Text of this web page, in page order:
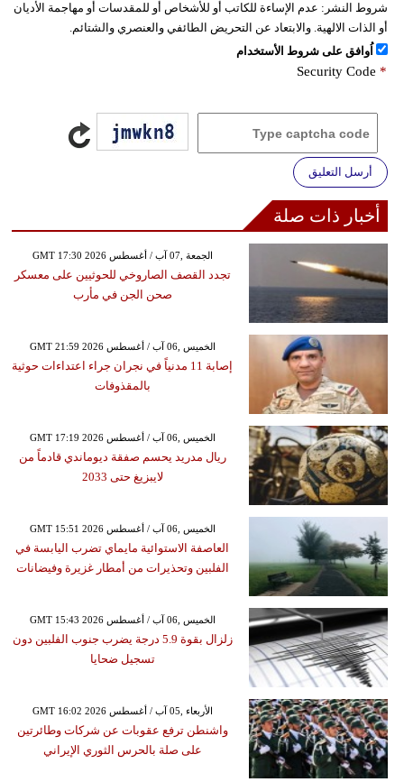
شروط النشر: عدم الإساءة للكاتب أو للأشخاص أو للمقدسات أو مهاجمة الأديان
أو الذات الالهية. والابتعاد عن التحريض الطائفي والعنصري والشتائم.
اُوافق على شروط الأستخدام
Security Code *
أرسل التعليق
أخبار ذات صلة
GMT 17:30 2026 الجمعة ,07 آب / أغسطس
تجدد القصف الصاروخي للحوثيين على معسكر
صحن الجن في مأرب
GMT 21:59 2026 الخميس ,06 آب / أغسطس
إصابة 11 مدنياً في نجران جراء اعتداءات حوثية
بالمقذوفات
GMT 17:19 2026 الخميس ,06 آب / أغسطس
ريال مدريد يحسم صفقة ديوماندي قادماً من
لايبزيغ حتى 2033
GMT 15:51 2026 الخميس ,06 آب / أغسطس
العاصفة الاستوائية مايماي تضرب اليابسة في
الفلبين وتحذيرات من أمطار غزيرة وفيضانات
GMT 15:43 2026 الخميس ,06 آب / أغسطس
زلزال بقوة 5.9 درجة يضرب جنوب الفلبين دون
تسجيل ضحايا
GMT 16:02 2026 الأربعاء ,05 آب / أغسطس
واشنطن ترفع عقوبات عن شركات وطائرتين
على صلة بالحرس الثوري الإيراني